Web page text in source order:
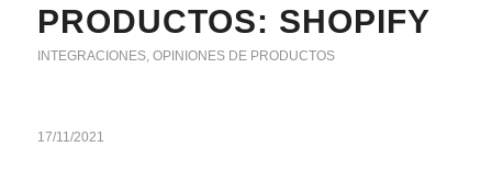
PRODUCTOS: SHOPIFY
INTEGRACIONES, OPINIONES DE PRODUCTOS
17/11/2021